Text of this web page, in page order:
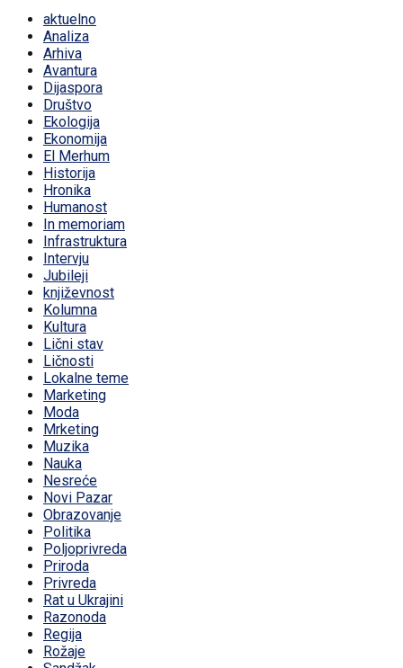
aktuelno
Analiza
Arhiva
Avantura
Dijaspora
Društvo
Ekologija
Ekonomija
El Merhum
Historija
Hronika
Humanost
In memoriam
Infrastruktura
Intervju
Jubileji
književnost
Kolumna
Kultura
Lični stav
Ličnosti
Lokalne teme
Marketing
Moda
Mrketing
Muzika
Nauka
Nesreće
Novi Pazar
Obrazovanje
Politika
Poljoprivreda
Priroda
Privreda
Rat u Ukrajini
Razonoda
Regija
Rožaje